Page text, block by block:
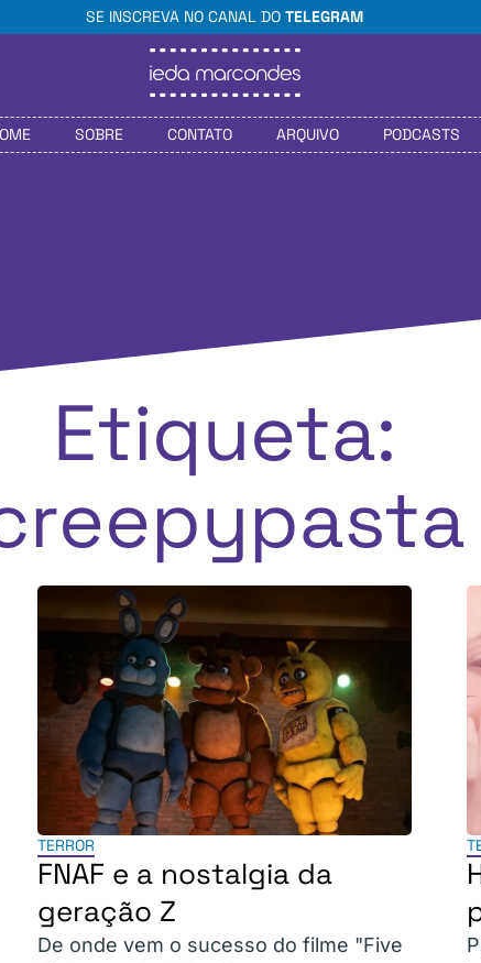
SE INSCREVA NO CANAL DO TELEGRAM
SOBRE CONTATO ARQUIVO PODCASTS
Etiqueta:
TERROR
FNAF e a nostalgia da
geração Z
De onde vem o sucesso do filme "Five